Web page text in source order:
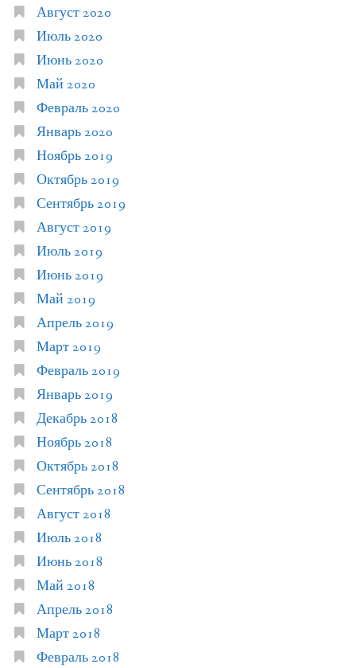
Август 2020
Июль 2020
Июнь 2020
Май 2020
Февраль 2020
Январь 2020
Ноябрь 2019
Октябрь 2019
Сентябрь 2019
Август 2019
Июль 2019
Июнь 2019
Май 2019
Апрель 2019
Март 2019
Февраль 2019
Январь 2019
Декабрь 2018
Ноябрь 2018
Октябрь 2018
Сентябрь 2018
Август 2018
Июль 2018
Июнь 2018
Май 2018
Апрель 2018
Март 2018
Февраль 2018